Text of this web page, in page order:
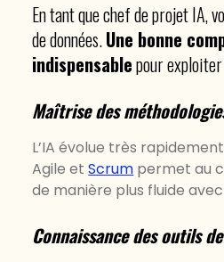
En tant que chef de projet IA,
de données.Une bonne
indispensablepour
Maîtrise des
L’IA évolue très
Agile etScrum permet au
de manière plus fluide
Connaissance des outils